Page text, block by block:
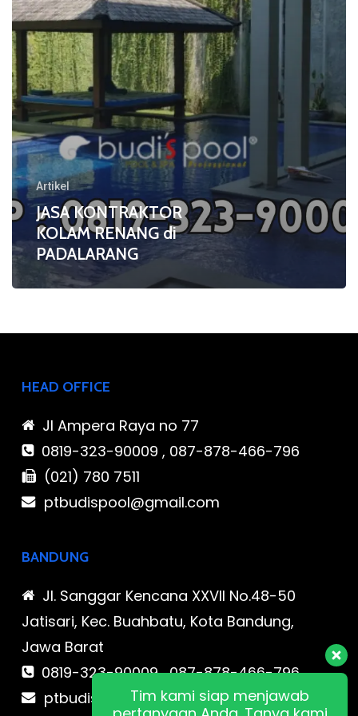
Artikel
JASA KONTRAKTOR
KOLAM RENANG di
PADALARANG
HEAD OFFICE
Jl Ampera Raya no 77
0819-323-90009 , 087-878-466-796
(021) 780 7511
ptbudispool@gmail.com
BANDUNG
Jl. Sanggar Kencana XXVII No.48-50
Jatisari, Kec. Buahbatu, Kota Bandung,
Jawa Barat
0819-323-90009 , 087-878-466-796
ptbudispool@gmail.comTim kami siap menjawab